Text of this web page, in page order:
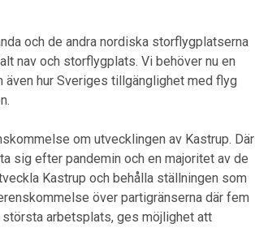
och de andra nordiska storflygplatserna
nav och storflygplats. Vi behöver nu en
även hur Sveriges tillgänglighet med flyg
om utvecklingen av Kastrup. Där
sig efter pandemin och en majoritet av de
Kastrup och behålla ställningen som
över partigränserna där fem
största arbetsplats, ges möjlighet att